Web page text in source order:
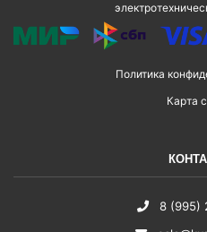
Политика
Карта
8 (995)